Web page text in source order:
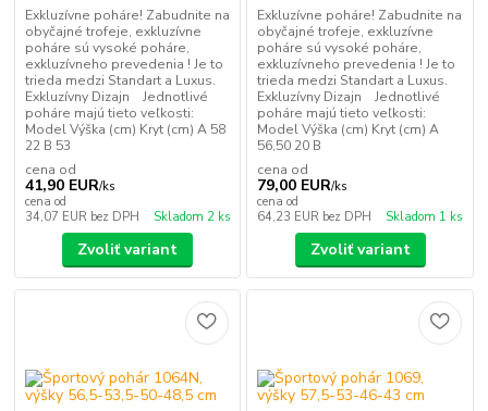
Exkluzívne poháre! Zabudnite na
obyčajné trofeje, exkluzívne
poháre sú vysoké poháre,
exkluzívneho prevedenia ! Je to
trieda medzi Standart a Luxus.
Exkluzívny Dizajn Jednotlivé
poháre majú tieto veľkosti:
Model Výška (cm) Kryt (cm) A 58
22 B 53
cena od
41,90 EUR/ks
cena od
34,07 EUR bez DPH Skladom 2 ks
Zvoliť variant
Exkluzívne poháre! Zabudnite na
obyčajné trofeje, exkluzívne
poháre sú vysoké poháre,
exkluzívneho prevedenia ! Je to
trieda medzi Standart a Luxus.
Exkluzívny Dizajn Jednotlivé
poháre majú tieto veľkosti:
Model Výška (cm) Kryt (cm) A
56,50 20 B
cena od
79,00 EUR/ks
cena od
64,23 EUR bez DPH Skladom 1 ks
Zvoliť variant